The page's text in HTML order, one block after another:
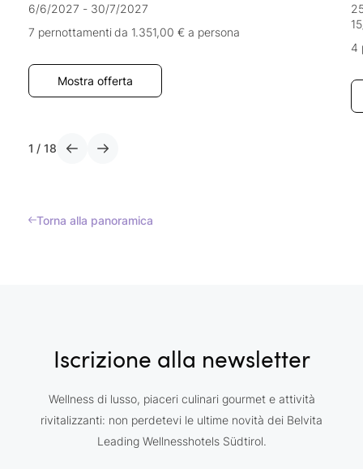
6/6/2027 - 30/7/2027
7 pernottamentida 1.351,00 € a persona
Mostra offerta
4
1 / 18
Torna alla panoramica
Iscrizione alla newsletter
Wellness di lusso, piaceri culinari gourmet e attività
rivitalizzanti: non perdetevi le ultime novità dei Belvita
Leading Wellnesshotels Südtirol.